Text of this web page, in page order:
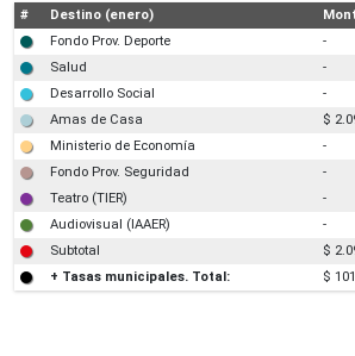
# Destino (enero)
Fondo Prov. Deporte
-
Salud
-
Desarrollo Social
-
Amas de Casa
$
Ministerio de Economía
-
Fondo Prov. Seguridad
-
Teatro (TIER)
-
Audiovisual (IAAER)
-
Subtotal
$
+ Tasas municipales. Total:
$